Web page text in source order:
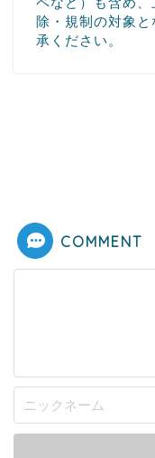
除・規制の対象
承ください。
COMMENT